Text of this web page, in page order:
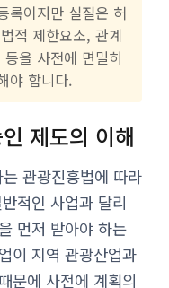
록이지만 실질은 허
적 제한요소, 관계
을 사전에 면밀히
야 합니다.
제도의 이해
관광진흥법에 따라
적인 사업과 달리
먼저 받아야 하는
이 지역 관광산업과
문에 사전에 계획의